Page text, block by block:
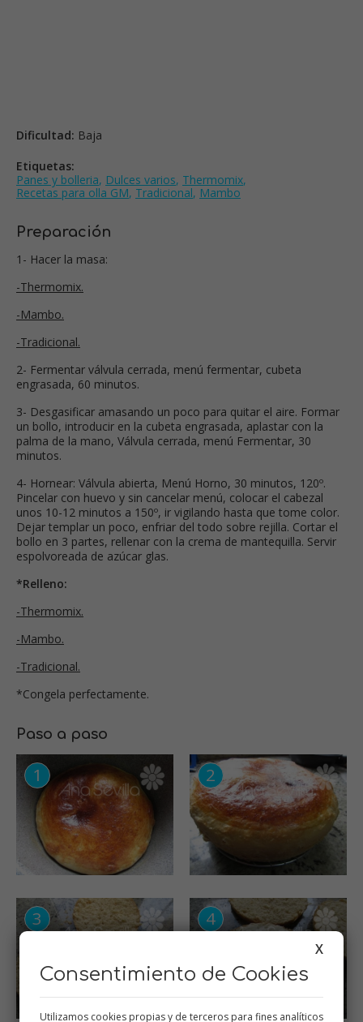
Dificultad: Baja
Etiquetas:
Panes y bolleria, Dulces varios, Thermomix,
Recetas para olla GM, Tradicional, Mambo
Preparación
1- Hacer la masa:
-Thermomix.
-Mambo.
-Tradicional.
2- Fermentar válvula cerrada, menú fermentar, cubeta
engrasada, 60 minutos.
3- Desgasificar amasando un poco para quitar el aire. Formar
un bollo, introducir en la cubeta engrasada, aplastar con la
palma de la mano, Válvula cerrada, menú Fermentar, 30
minutos.
4- Hornear: Válvula abierta, Menú Horno, 30 minutos, 120º.
Pincelar con huevo y sin cancelar menú, colocar el cabezal
unos 10-12 minutos a 150º, ir vigilando hasta que tome color.
Dejar templar un poco, enfriar del todo sobre rejilla. Cortar el
bollo en 3 partes, rellenar con la crema de mantequilla. Servir
espolvoreada de azúcar glas.
*Relleno:
-Thermomix.
-Mambo.
-Tradicional.
*Congela perfectamente.
Paso a paso
X
Consentimiento de Cookies
Utilizamos cookies propias y de terceros para fines analíticos